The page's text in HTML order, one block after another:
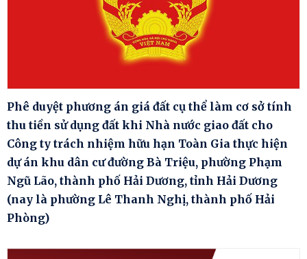
Phê duyệt phương án giá đất cụ thể làm cơ sở tính
thu tiền sử dụng đất khi Nhà nước giao đất cho
Công ty trách nhiệm hữu hạn Toàn Gia thực hiện
dự án khu dân cư đường Bà Triệu, phường Phạm
Ngũ Lão, thành phố Hải Dương, tỉnh Hải Dương
(nay là phường Lê Thanh Nghị, thành phố Hải
Phòng)